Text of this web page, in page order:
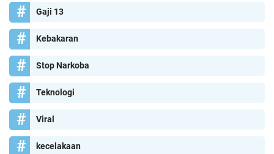
Gaji 13
Kebakaran
Stop Narkoba
Teknologi
Viral
kecelakaan